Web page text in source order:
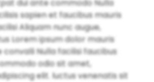
dui ante commodo Nulla
sapien et faucibus mauris
Aliquam nunc augue,
Lorem ipsum dolor mauris
convalli Nulla facilisi faucibus
odio sit amet,
elit. luctus venenatis sit